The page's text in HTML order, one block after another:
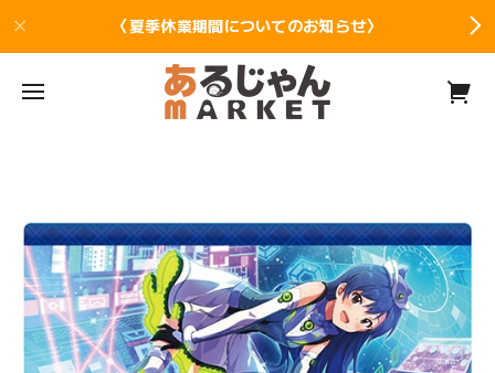
〈夏季休業期間についてのお知らせ〉